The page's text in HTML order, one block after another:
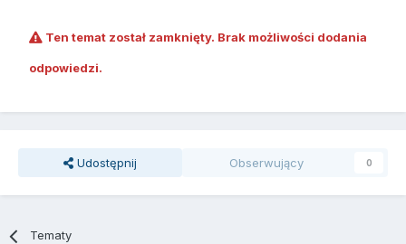
Ten temat został zamknięty. Brak możliwości dodania
odpowiedzi.
Udostępnij Obserwujący 0
Tematy